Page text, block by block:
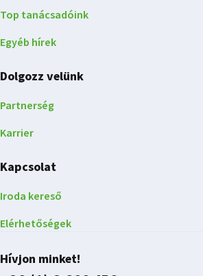
Top tanácsadóink
Egyéb hírek
Dolgozz velünk
Partnerség
Karrier
Kapcsolat
Iroda kereső
Elérhetőségek
Hívjon minket!